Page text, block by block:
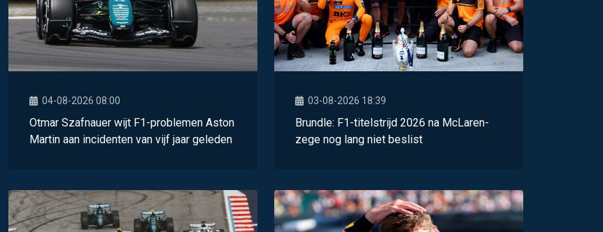
04-08-2026 08:00
Otmar Szafnauer wijt F1-problemen Aston
Martin aan incidenten van vijf jaar geleden
03-08-2026 18:39
Brundle: F1-titelstrijd 2026 na McLaren-
zege nog lang niet beslist